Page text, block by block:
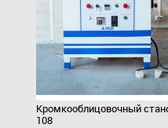
Кромкооблицовочный
108